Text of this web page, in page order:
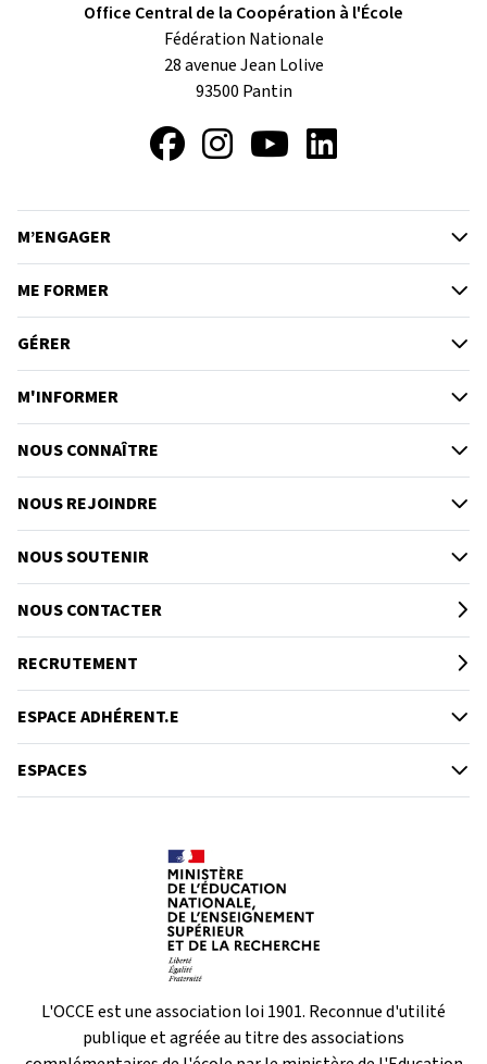
Office Central de la Coopération à l'École
Fédération Nationale
28 avenue Jean Lolive
93500 Pantin
FacebookInstagramYouTube
M’ENGAGER
ME FORMER
GÉRER
M'INFORMER
NOUS CONNAÎTRE
NOUS REJOINDRE
NOUS SOUTENIR
NOUS CONTACTER
RECRUTEMENT
ESPACE ADHÉRENT.E
ESPACES
L'OCCE est une association loi 1901. Reconnue d'utilité
publique et agréée au titre des associations